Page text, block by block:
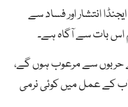
انتشار اور فساد سے
اس بات سے آگاہ ہے۔
حربوں سے مرعوب ہوں گے،
کے عمل میں کوئی نرمی